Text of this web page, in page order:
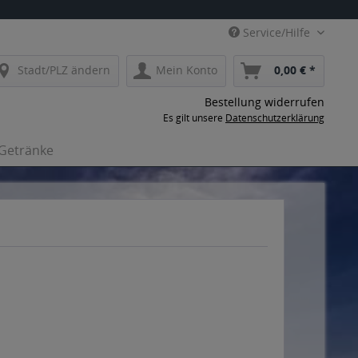
Service/Hilfe
Stadt/PLZ ändern Mein Konto 0,00 € *
Bestellung widerrufen
Es gilt unsere Datenschutzerklärung